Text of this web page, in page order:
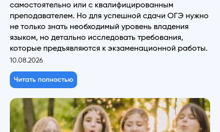
самостоятельно или с квалифицированным
преподавателем. Но для успешной сдачи ОГЭ нужно
не только знать необходимый уровень владения
языком, но детально исследовать требования,
которые предъявляются к экзаменационной работы.
10.08.2026
Читать полностью